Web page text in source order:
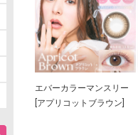
エバーカラーマンスリー
[アプリコットブラウン]